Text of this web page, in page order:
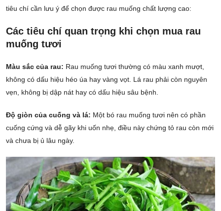
tiêu chí cần lưu ý để chọn được rau muống chất lượng cao:
Các tiêu chí quan trọng khi chọn mua rau
muống tươi
Màu sắc của rau: Rau muống tươi thường có màu xanh mượt,
không có dấu hiệu héo úa hay vàng vọt. Lá rau phải còn nguyên
vẹn, không bị dập nát hay có dấu hiệu sâu bệnh.
Độ giòn của cuống và lá: Một bó rau muống tươi nên có phần
cuống cứng và dễ gãy khi uốn nhẹ, điều này chứng tỏ rau còn mới
và chưa bị ủ lâu ngày.